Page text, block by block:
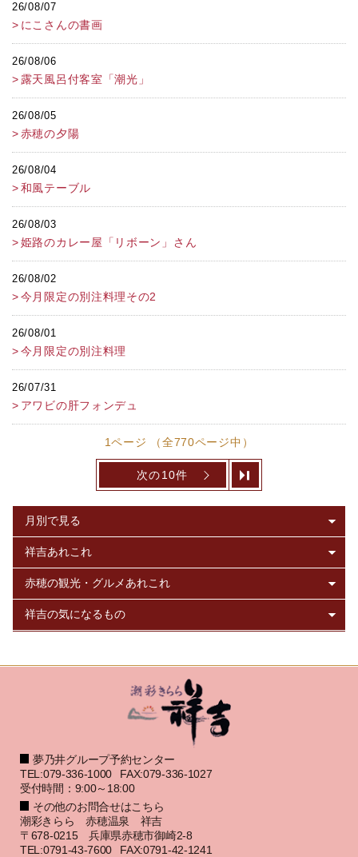
26/08/07
にこさんの書画
26/08/06
露天風呂付客室「潮光」
26/08/05
赤穂の夕陽
26/08/04
和風テーブル
26/08/03
姫路のカレー屋「リボーン」さん
26/08/02
今月限定の別注料理その2
26/08/01
今月限定の別注料理
26/07/31
アワビの肝フォンデュ
1ページ （全770ページ中）
次の10件
夢乃井グループ予約センター
TEL:079-336-1000
FAX:079-336-1027
受付時間：9:00～18:00
その他のお問合せはこちら
潮彩きらら 赤穂温泉 祥吉
〒678-0215 兵庫県赤穂市御崎2-8
TEL:0791-43-7600
FAX:0791-42-1241